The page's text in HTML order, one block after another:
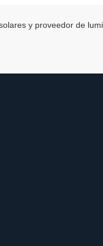
y proveedor de